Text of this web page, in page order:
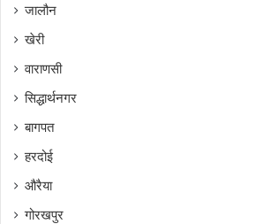
जालौन
खेरी
वाराणसी
सिद्धार्थनगर
बागपत
हरदोई
औरैया
गोरखपुर